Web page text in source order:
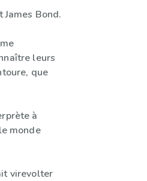
Bond.
leurs
que
à
monde
virevolter